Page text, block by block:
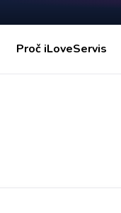
Proč iLoveServis